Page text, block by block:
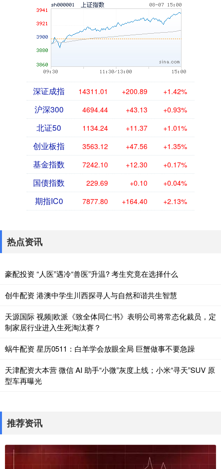
深证成指 14311.01 +200.89 +1.42%
沪深300 4694.44 +43.13 +0.93%
北证50 1134.24 +11.37 +1.01%
创业板指 3563.12 +47.56 +1.35%
基金指数 7242.10 +12.30 +0.17%
国债指数 229.69 +0.10 +0.04%
期指IC0 7877.80 +164.40 +2.13%
热点资讯
豪配投资 “人医”遇冷“兽医”升温? 考生究竟在选择什么
创牛配资 港澳中学生川西探寻人与自然和谐共生智慧
天源国际 视频|欧派《致全体同仁书》表明公司将常态化裁员，定
制家居行业进入生死淘汰赛？
蜗牛配资 星历0511：白羊学会放眼全局 巨蟹做事不要急躁
天津配资大本营 微信 AI 助手“小微”灰度上线；小米“寻天”SUV 原
型车再曝光
推荐资讯